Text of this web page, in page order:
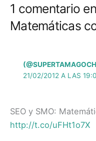
1 comentario
Matemáticas
21/02/2012 A LAS
SEO y SMO:
http://t.co/uFHt1o7X